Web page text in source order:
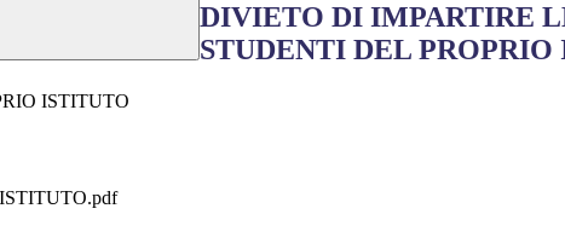
DIVIETO DI IMPARTIRE
STUDENTI DEL PROPRIO
ISTITUTO